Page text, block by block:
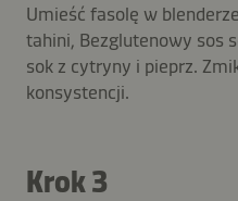
Umieść fasolę w
tahini, Bezglutenowy sos
sok z cytryny i pieprz.
konsystencji.
Krok 3